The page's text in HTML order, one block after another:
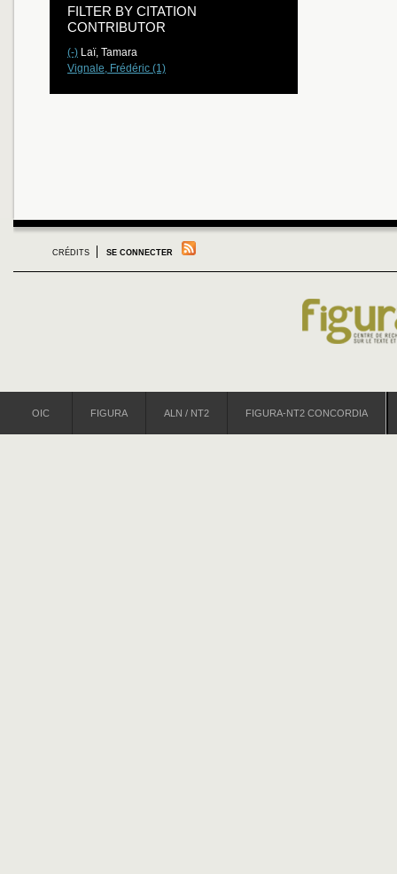
FILTER BY CITATION
CONTRIBUTOR
(-) Laï, Tamara
Vignale, Frédéric (1)
CRÉDITS SE CONNECTER
OIC FIGURA ALN / NT2 FIGURA-NT2 CONCORDIA